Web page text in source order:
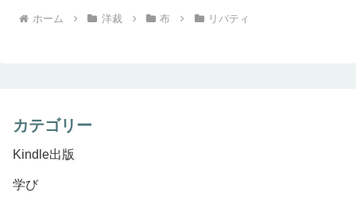
ホーム 洋裁 布 リバティ
カテゴリー
Kindle出版
学び